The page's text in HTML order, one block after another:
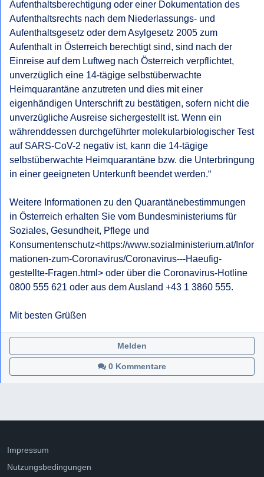
Aufenthaltsberechtigung oder einer Dokumentation des
Aufenthaltsrechts nach dem Niederlassungs- und
Aufenthaltsgesetz oder dem Asylgesetz 2005 zum
Aufenthalt in Österreich berechtigt sind, sind nach der
Einreise auf dem Luftweg nach Österreich verpflichtet,
unverzüglich eine 14-tägige selbstüberwachte
Heimquarantäne anzutreten und dies mit einer
eigenhändigen Unterschrift zu bestätigen, sofern nicht die
unverzügliche Ausreise sichergestellt ist. Wenn ein
währenddessen durchgeführter molekularbiologischer Test
auf SARS-CoV-2 negativ ist, kann die 14-tägige
selbstüberwachte Heimquarantäne bzw. die Unterbringung
in einer geeigneten Unterkunft beendet werden.“
Weitere Informationen zu den Quarantänebestimmungen
in Österreich erhalten Sie vom Bundesministeriums für
Soziales, Gesundheit, Pflege und
Konsumentenschutz<https://www.sozialministerium.at/Infor
mationen-zum-Coronavirus/Coronavirus---Haeufig-
gestellte-Fragen.html> oder über die Coronavirus-Hotline
0800 555 621 oder aus dem Ausland +43 1 3860 555.
Mit besten Grüßen
0 Kommentare
Melden
Impressum
Nutzungsbedingungen